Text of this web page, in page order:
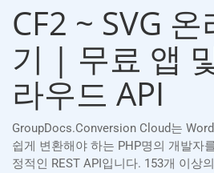
CF2 ~ SVG
기 | 무료 앱
라우드 API
GroupDocs.Conversion Cloud는
쉽게 변환해야 하는 PHP명의 개발자
정적인 REST API입니다. 153개 이상